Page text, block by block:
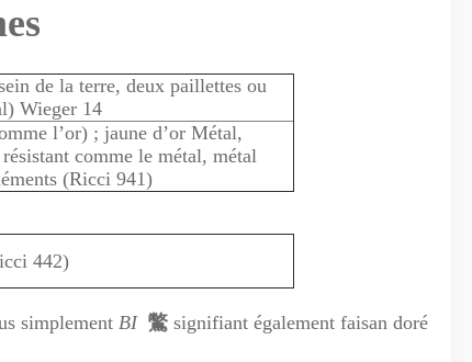
de la terre, deux paillettes ou
Wieger 14
l’or) ; jaune d’or Métal,
comme le métal, métal
(Ricci 941)
442)
simplement BI 鷩 signifiant également faisan doré